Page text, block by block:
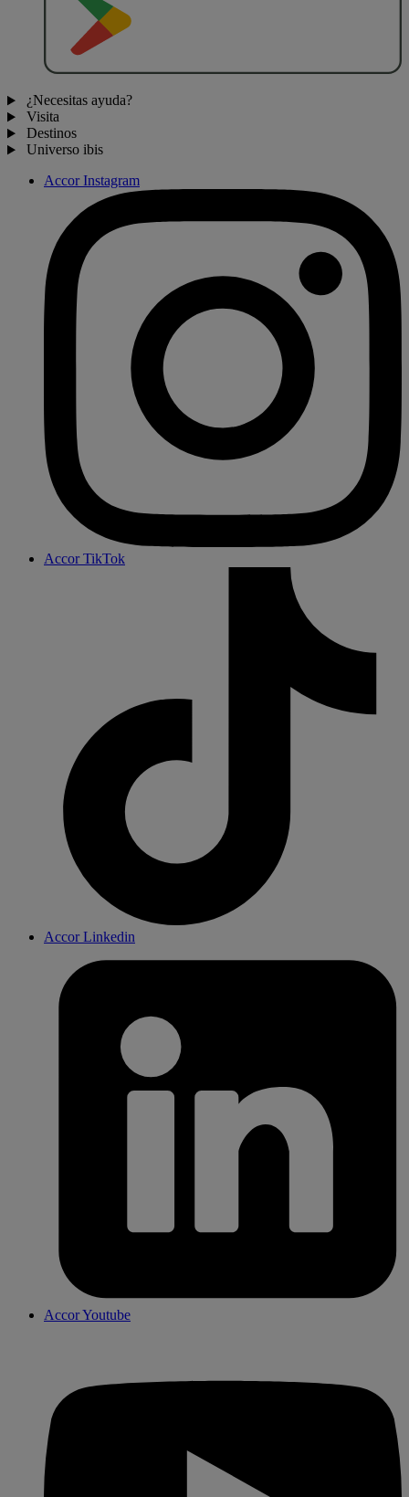
¿Necesitas ayuda?
Visita
Destinos
Universo ibis
Accor Instagram
Accor TikTok
Accor Linkedin
Accor Youtube